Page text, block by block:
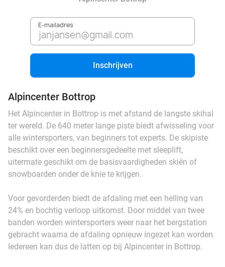
E-mailadres
Inschrijven
Alpincenter Bottrop
Het Alpincenter in Bottrop is met afstand de langste skihal
ter wereld. De 640 meter lange piste biedt afwisseling voor
alle wintersporters, van beginners tot experts. De skipiste
beschikt over een beginnersgedeelte met sleeplift,
uitermate geschikt om de basisvaardigheden skiën of
snowboarden onder de knie te krijgen.
Voor gevorderden biedt de afdaling met een helling van
24% en bochtig verloop uitkomst. Door middel van twee
banden worden wintersporters weer naar het bergstation
gebracht waarna de afdaling opnieuw ingezet kan worden.
Iedereen kan dus de latten op bij Alpincenter in Bottrop.